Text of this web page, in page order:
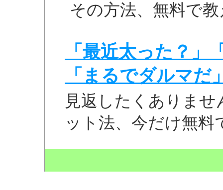
その方法、無料で
「最近太った？
「まるでダルマだ
見返したくありま
ット法、今だけ無料